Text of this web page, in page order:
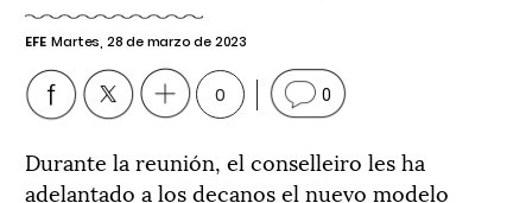
EFE Martes, 28 de marzo de 2023
0 0
Durante la reunión, el conselleiro les ha
adelantado a los decanos el nuevo modelo